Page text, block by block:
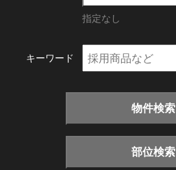
指定なし
キーワード
物件検索
部位検索